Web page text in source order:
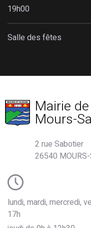
19h00
Salle des fêtes
Mairie de
Mours-
2 rue Sabotier
26540
lundi, mardi, mercredi,
17h